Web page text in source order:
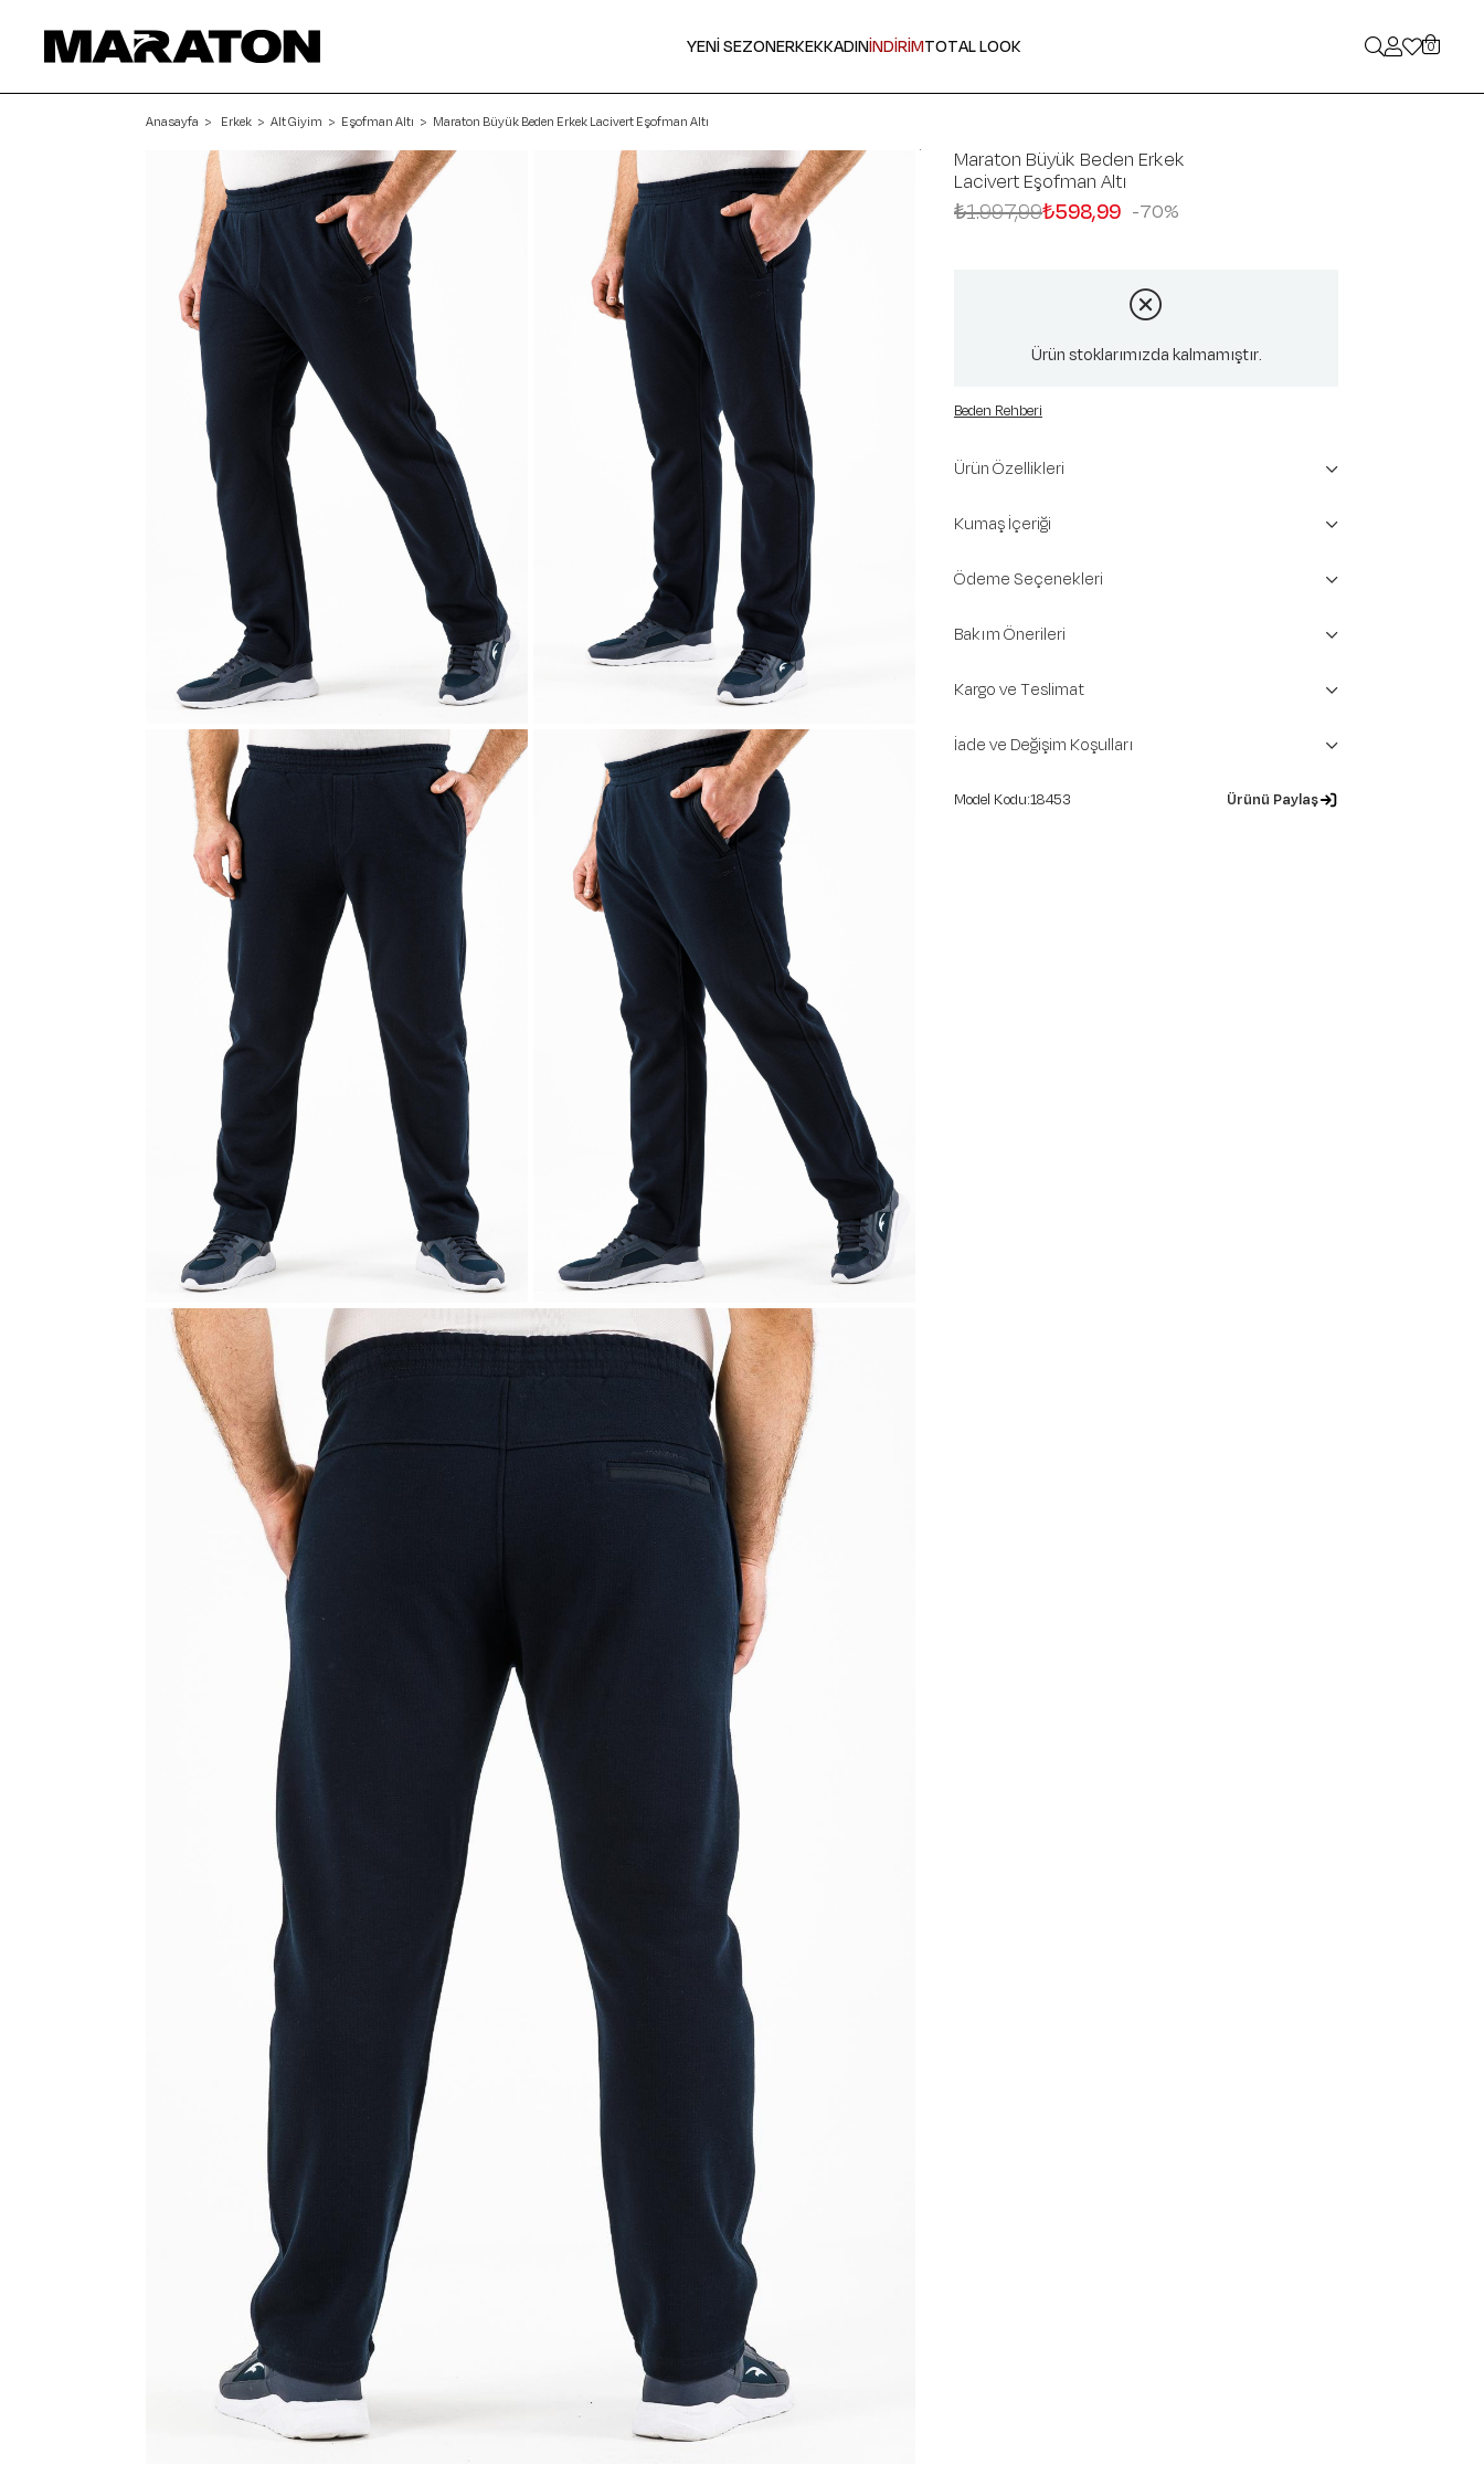
YENİ SEZONERKEKKADINİNDİRİMTOTAL LOOK 0
Anasayfa Erkek Alt Giyim Eşofman Altı Maraton Büyük Beden Erkek Lacivert Eşofman Altı
Maraton Büyük Beden Erkek
Lacivert Eşofman Altı
70
₺1.997,99₺598,99
Ürün stoklarımızda kalmamıştır.
Beden Rehberi
Ürün Özellikleri
Kumaş İçeriği
Ödeme Seçenekleri
Bakım Önerileri
Kargo ve Teslimat
İade ve Değişim Koşulları
18453 Ürünü Paylaş